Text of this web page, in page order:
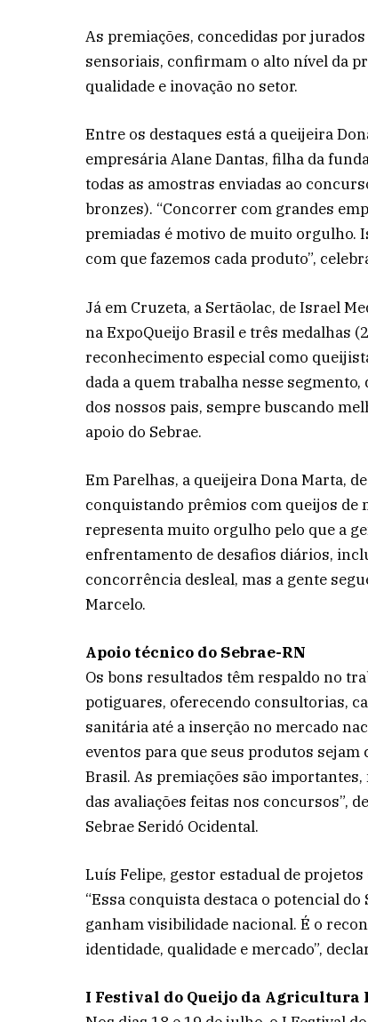
As premiações, concedidas por
sensoriais, confirmam o alto nível da
qualidade e inovação no setor.
Entre os destaques está a queijeira
empresária Alane Dantas, filha da
todas as amostras enviadas ao
bronzes). “Concorrer com grandes
premiadas é motivo de muito orgulho.
com que fazemos cada produto”,
Já em Cruzeta, a Sertãolac, de Israel
na ExpoQueijo Brasil e três medalhas
reconhecimento especial como
dada a quem trabalha nesse
dos nossos pais, sempre buscando
apoio do Sebrae.
Em Parelhas, a queijeira Dona Marta,
conquistando prêmios com queijos de
representa muito orgulho pelo que a
enfrentamento de desafios diários,
concorrência desleal, mas a gente
Marcelo.
Apoio técnico do Sebrae-RN
Os bons resultados têm respaldo no
potiguares, oferecendo consultorias,
sanitária até a inserção no mercado
eventos para que seus produtos sejam
Brasil. As premiações são
das avaliações feitas nos concursos”,
Sebrae Seridó Ocidental.
Luís Felipe, gestor estadual de projetos
“Essa conquista destaca o potencial
ganham visibilidade nacional. É o
identidade, qualidade e mercado”,
I Festival do Queijo da